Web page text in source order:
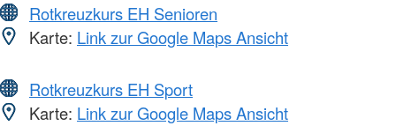
Rotkreuzkurs EH Senioren
Karte: Link zur Google Maps Ansicht
Rotkreuzkurs EH Sport
Karte: Link zur Google Maps Ansicht